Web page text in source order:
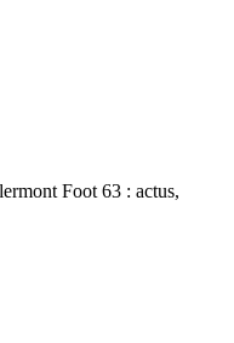
Foot 63 : actus,